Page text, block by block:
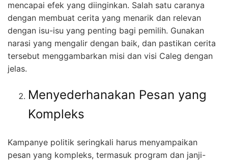
mencapai efek yang diinginkan. Salah satu caranya
dengan membuat cerita yang menarik dan relevan
dengan isu-isu yang penting bagi pemilih. Gunakan
narasi yang mengalir dengan baik, dan pastikan cerita
tersebut menggambarkan misi dan visi Caleg dengan
jelas.
Menyederhanakan Pesan yang
Kompleks
Kampanye politik seringkali harus menyampaikan
pesan yang kompleks, termasuk program dan janji-